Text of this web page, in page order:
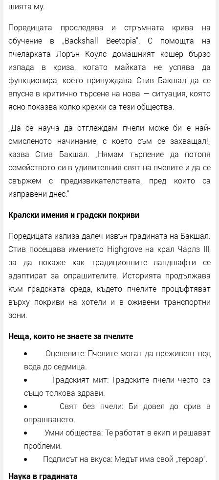
шията му.
Поредицата проследява и стръмната крива на
обучение в „Backshall Beetopia“. С помощта на
пчеларката Лорън Коулс домашният кошер бързо
изпада в криза, когато майката не успява да
функционира, което принуждава Стив Бакшал да се
впусне в критично търсене на нова — ситуация, която
ясно показва колко крехки са тези общества.
„Да се науча да отглеждам пчели може би е най-
смисленото начинание, с което съм се захващал!„
казва Стив Бакшал. „Нямам търпение да потопя
семейството си в удивителния свят на пчелите и да се
свържем с предизвикателствата, пред които са
изправени днес.“
Кралски имения и градски покриви
Поредицата излиза далеч извън градината на Бакшал.
Стив посещава имението Highgrove на крал Чарлз III,
за да покаже как традиционните ландшафти се
адаптират за опрашителите. Историята продължава
към градската среда, където пчелите процъфтяват
върху покриви на хотели и в оживени транспортни
зони.
Неща, които не знаете за пчелите
Оцелелите: Пчелите могат да преживеят под
вода до седмица.
Градският мит: Градските пчели често са
също толкова здрави.
Свят без пчели: Би довел до срив в
опрашването.
Умни общества: Те работят в екип и решават
проблеми.
Подписът на вкуса: Медът има свой „тероар“.
Наука в градината